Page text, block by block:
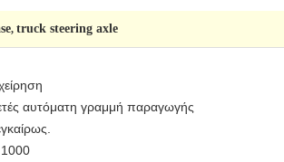
, truck steering axle
αυτόματη γραμμή παραγωγής